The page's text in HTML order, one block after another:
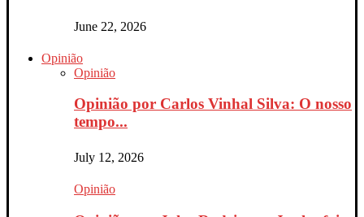
June 22, 2026
Opinião
Opinião
Opinião por Carlos Vinhal Silva: O nosso
tempo...
July 12, 2026
Opinião